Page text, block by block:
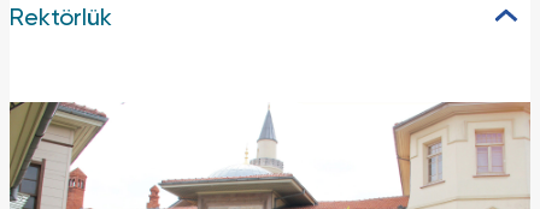
Rektörlük